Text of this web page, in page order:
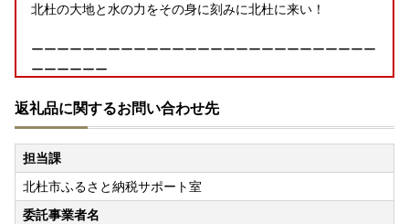
北杜の大地と水の力をその身に刻みに北杜に来い！
ーーーーーーーーーーーーーーーーーーーーーーーーーーー
ーーーーーー
＼マイナンバーカードをお持ちの方へ朗報／第二弾！！
リニューアルされた「ふるまど」のご紹介です！
「ふるまど」を使えば、スマホやパソコンで複数自治体の管
理やワンストップ特例申請が可能。
返礼品に関するお問い合わせ先
担当課
北杜市ふるさと納税サポート室
委託事業者名